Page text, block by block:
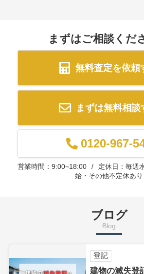
まずはご相談くだ
無料査定を依頼
まずは無料相談
0120-967-
営業時間：9:00~18:00
定休日：毎週
始・その他不定休あり
ブログ
Blog
登記
建物の滅失登